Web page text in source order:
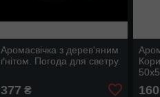
Аромасвічка з дерев'яним
ґнітом. Погода для светру.
377 ₴ 160